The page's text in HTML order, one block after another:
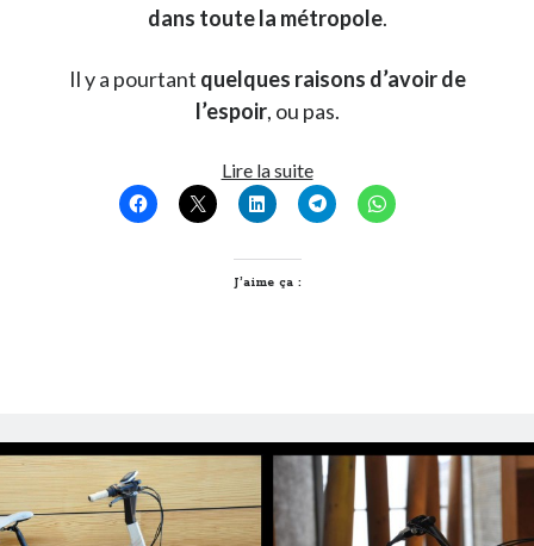
dans toute la métropole.
Il y a pourtant quelques raisons d’avoir de
l’espoir, ou pas.
Lire la suiteY
a
t-
vélo
J’aime ça :